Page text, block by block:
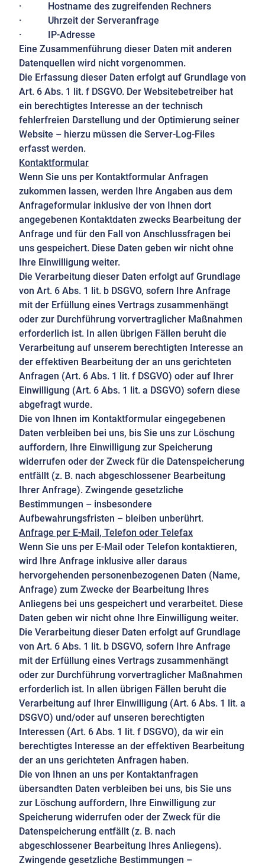
· Hostname des zugreifenden Rechners
· Uhrzeit der Serveranfrage
· IP-Adresse
Eine Zusammenführung dieser Daten mit anderen
Datenquellen wird nicht vorgenommen.
Die Erfassung dieser Daten erfolgt auf Grundlage von
Art. 6 Abs. 1 lit. f DSGVO. Der Websitebetreiber hat
ein berechtigtes Interesse an der technisch
fehlerfreien Darstellung und der Optimierung seiner
Website – hierzu müssen die Server-Log-Files
erfasst werden.
Kontaktformular
Wenn Sie uns per Kontaktformular Anfragen
zukommen lassen, werden Ihre Angaben aus dem
Anfrageformular inklusive der von Ihnen dort
angegebenen Kontaktdaten zwecks Bearbeitung der
Anfrage und für den Fall von Anschlussfragen bei
uns gespeichert. Diese Daten geben wir nicht ohne
Ihre Einwilligung weiter.
Die Verarbeitung dieser Daten erfolgt auf Grundlage
von Art. 6 Abs. 1 lit. b DSGVO, sofern Ihre Anfrage
mit der Erfüllung eines Vertrags zusammenhängt
oder zur Durchführung vorvertraglicher Maßnahmen
erforderlich ist. In allen übrigen Fällen beruht die
Verarbeitung auf unserem berechtigten Interesse an
der effektiven Bearbeitung der an uns gerichteten
Anfragen (Art. 6 Abs. 1 lit. f DSGVO) oder auf Ihrer
Einwilligung (Art. 6 Abs. 1 lit. a DSGVO) sofern diese
abgefragt wurde.
Die von Ihnen im Kontaktformular eingegebenen
Daten verbleiben bei uns, bis Sie uns zur Löschung
auffordern, Ihre Einwilligung zur Speicherung
widerrufen oder der Zweck für die Datenspeicherung
entfällt (z. B. nach abgeschlossener Bearbeitung
Ihrer Anfrage). Zwingende gesetzliche
Bestimmungen – insbesondere
Aufbewahrungsfristen – bleiben unberührt.
Anfrage per E-Mail, Telefon oder Telefax
Wenn Sie uns per E-Mail oder Telefon kontaktieren,
wird Ihre Anfrage inklusive aller daraus
hervorgehenden personenbezogenen Daten (Name,
Anfrage) zum Zwecke der Bearbeitung Ihres
Anliegens bei uns gespeichert und verarbeitet. Diese
Daten geben wir nicht ohne Ihre Einwilligung weiter.
Die Verarbeitung dieser Daten erfolgt auf Grundlage
von Art. 6 Abs. 1 lit. b DSGVO, sofern Ihre Anfrage
mit der Erfüllung eines Vertrags zusammenhängt
oder zur Durchführung vorvertraglicher Maßnahmen
erforderlich ist. In allen übrigen Fällen beruht die
Verarbeitung auf Ihrer Einwilligung (Art. 6 Abs. 1 lit. a
DSGVO) und/oder auf unseren berechtigten
Interessen (Art. 6 Abs. 1 lit. f DSGVO), da wir ein
berechtigtes Interesse an der effektiven Bearbeitung
der an uns gerichteten Anfragen haben.
Die von Ihnen an uns per Kontaktanfragen
übersandten Daten verbleiben bei uns, bis Sie uns
zur Löschung auffordern, Ihre Einwilligung zur
Speicherung widerrufen oder der Zweck für die
Datenspeicherung entfällt (z. B. nach
abgeschlossener Bearbeitung Ihres Anliegens).
Zwingende gesetzliche Bestimmungen –